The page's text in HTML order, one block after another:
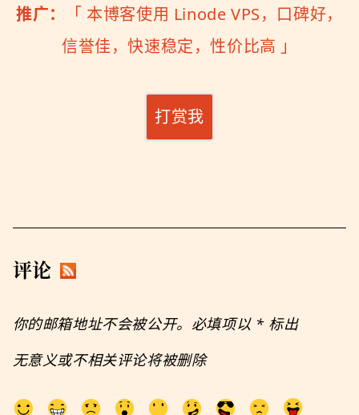
推广： 「 本博客使用 Linode VPS，口碑好，
信誉佳，快速稳定，性价比高 」
打赏我
评论
你的邮箱地址不会被公开。必填项以 *标出
无意义或不相关评论将被删除